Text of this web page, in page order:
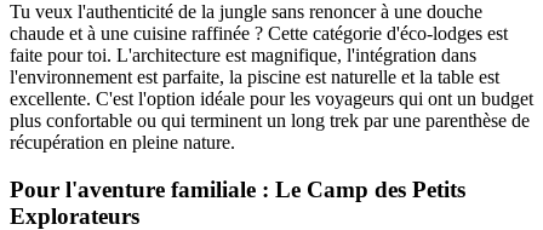
Tu veux l'authenticité de la jungle sans renoncer à une douche
chaude et à une cuisine raffinée ? Cette catégorie d'éco-lodges est
faite pour toi. L'architecture est magnifique, l'intégration dans
l'environnement est parfaite, la piscine est naturelle et la table est
excellente. C'est l'option idéale pour les voyageurs qui ont un budget
plus confortable ou qui terminent un long trek par une parenthèse de
récupération en pleine nature.
Pour l'aventure familiale : Le Camp des Petits
Explorateurs